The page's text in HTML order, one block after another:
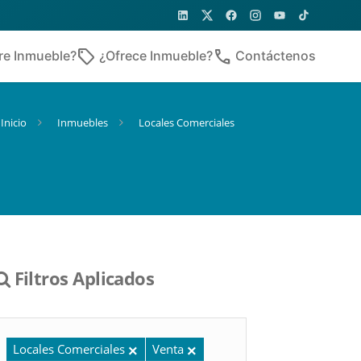
Inmueble?sell ¿Ofrece Inmueble?phone Contáctenos
Inicio Inmuebles Locales Comerciales
Filtros Aplicados
Locales Comerciales Venta